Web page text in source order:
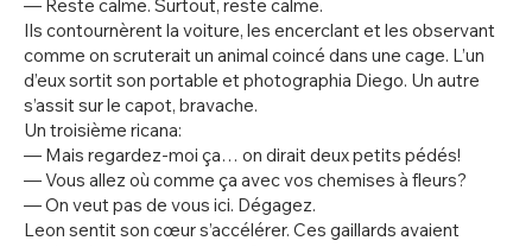
— Reste calme. Surtout, reste calme.
Ils contournèrent la voiture, les encerclant et les observant
comme on scruterait un animal coincé dans une cage. L’un
d’eux sortit son portable et photographia Diego. Un autre
s’assit sur le capot, bravache.
Un troisième ricana:
— Mais regardez-moi ça… on dirait deux petits pédés!
— Vous allez où comme ça avec vos chemises à fleurs?
— On veut pas de vous ici. Dégagez.
Leon sentit son cœur s’accélérer. Ces gaillards avaient